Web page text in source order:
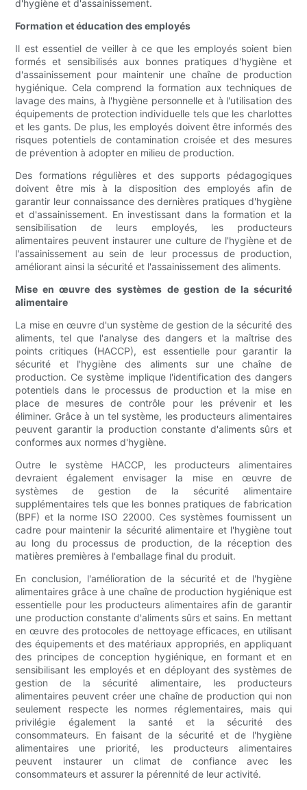
d'hygiène et d'assainissement.
Formation et éducation des employés
Il est essentiel de veiller à ce que les employés soient bien
formés et sensibilisés aux bonnes pratiques d'hygiène et
d'assainissement pour maintenir une chaîne de production
hygiénique. Cela comprend la formation aux techniques de
lavage des mains, à l'hygiène personnelle et à l'utilisation des
équipements de protection individuelle tels que les charlottes
et les gants. De plus, les employés doivent être informés des
risques potentiels de contamination croisée et des mesures
de prévention à adopter en milieu de production.
Des formations régulières et des supports pédagogiques
doivent être mis à la disposition des employés afin de
garantir leur connaissance des dernières pratiques d'hygiène
et d'assainissement. En investissant dans la formation et la
sensibilisation de leurs employés, les producteurs
alimentaires peuvent instaurer une culture de l'hygiène et de
l'assainissement au sein de leur processus de production,
améliorant ainsi la sécurité et l'assainissement des aliments.
Mise en œuvre des systèmes de gestion de la sécurité
alimentaire
La mise en œuvre d'un système de gestion de la sécurité des
aliments, tel que l'analyse des dangers et la maîtrise des
points critiques (HACCP), est essentielle pour garantir la
sécurité et l'hygiène des aliments sur une chaîne de
production. Ce système implique l'identification des dangers
potentiels dans le processus de production et la mise en
place de mesures de contrôle pour les prévenir et les
éliminer. Grâce à un tel système, les producteurs alimentaires
peuvent garantir la production constante d'aliments sûrs et
conformes aux normes d'hygiène.
Outre le système HACCP, les producteurs alimentaires
devraient également envisager la mise en œuvre de
systèmes de gestion de la sécurité alimentaire
supplémentaires tels que les bonnes pratiques de fabrication
(BPF) et la norme ISO 22000. Ces systèmes fournissent un
cadre pour maintenir la sécurité alimentaire et l'hygiène tout
au long du processus de production, de la réception des
matières premières à l'emballage final du produit.
En conclusion, l'amélioration de la sécurité et de l'hygiène
alimentaires grâce à une chaîne de production hygiénique est
essentielle pour les producteurs alimentaires afin de garantir
une production constante d'aliments sûrs et sains. En mettant
en œuvre des protocoles de nettoyage efficaces, en utilisant
des équipements et des matériaux appropriés, en appliquant
des principes de conception hygiénique, en formant et en
sensibilisant les employés et en déployant des systèmes de
gestion de la sécurité alimentaire, les producteurs
alimentaires peuvent créer une chaîne de production qui non
seulement respecte les normes réglementaires, mais qui
privilégie également la santé et la sécurité des
consommateurs. En faisant de la sécurité et de l'hygiène
alimentaires une priorité, les producteurs alimentaires
peuvent instaurer un climat de confiance avec les
consommateurs et assurer la pérennité de leur activité.